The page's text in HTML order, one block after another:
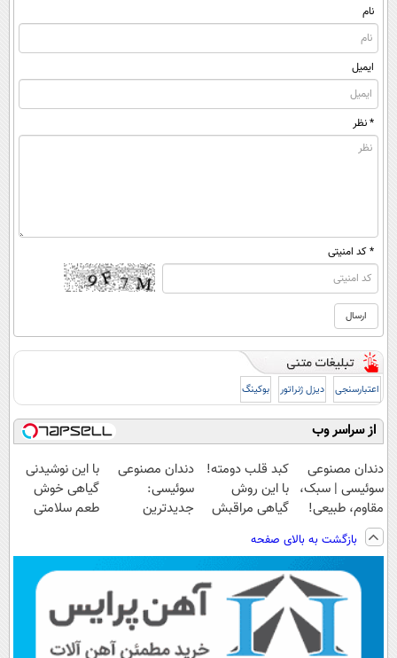
نام
ایمیل
* نظر
* کد امنیتی
اعتبارسنجی دیزل ژنراتور بوکینگ
از سراسر وب
دندان مصنوعی
سوئیسی | سبک،
مقاوم، طبیعی!
ویزیت
رایگان+پرداخت
اقساطی😍
کبد قلب دومته!
با این روش
گیاهی مراقبش
دندان مصنوعی
سوئیسی:
جدیدترین
پرداخت قسطی
با این نوشیدنی
گیاهی خوش
طعم سلامتی
بازگشت به بالای صفحه